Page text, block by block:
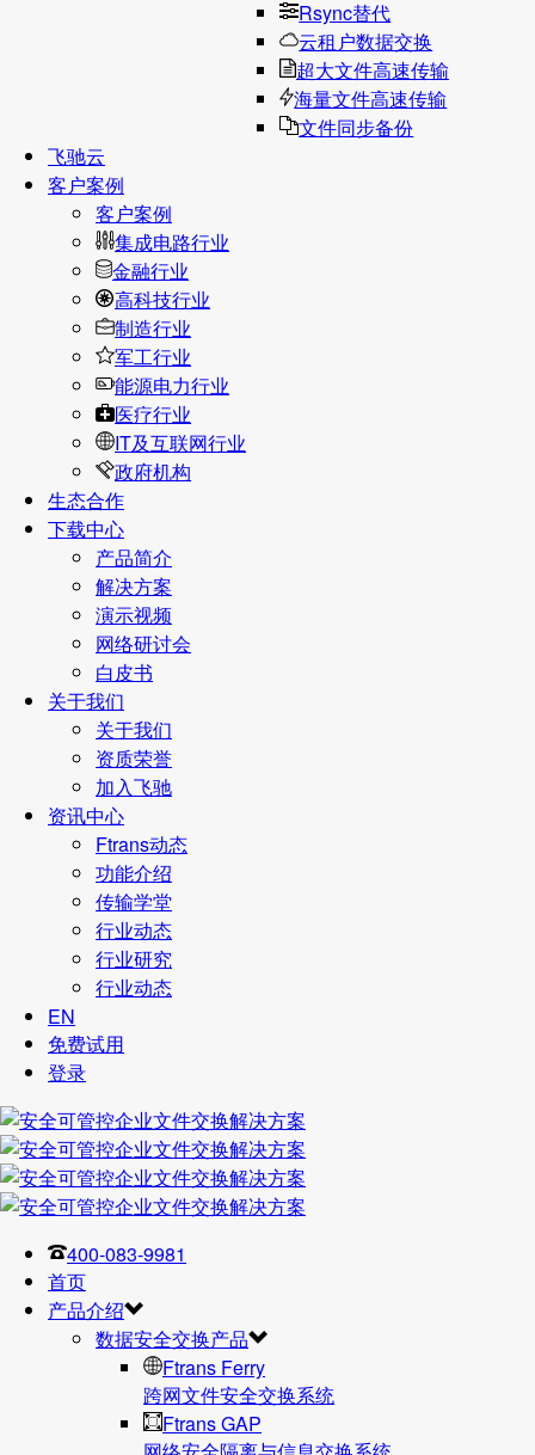
Rsync替代
云租户数据交换
超大文件高速传输
海量文件高速传输
文件同步备份
飞驰云
客户案例
客户案例
集成电路行业
金融行业
高科技行业
制造行业
军工行业
能源电力行业
医疗行业
IT及互联网行业
政府机构
生态合作
下载中心
产品简介
解决方案
演示视频
网络研讨会
白皮书
关于我们
关于我们
资质荣誉
加入飞驰
资讯中心
Ftrans动态
功能介绍
传输学堂
行业动态
行业研究
行业动态
EN
免费试用
登录
400-083-9981
首页
产品介绍
数据安全交换产品
Ftrans Ferry
跨网文件安全交换系统
Ftrans GAP